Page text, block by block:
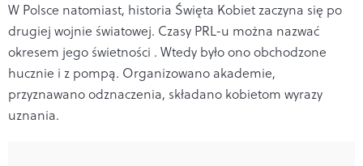
W Polsce natomiast, historia Święta Kobiet zaczyna się po
drugiej wojnie światowej. Czasy PRL-u można nazwać
okresem jego świetności . Wtedy było ono obchodzone
hucznie i z pompą. Organizowano akademie,
przyznawano odznaczenia, składano kobietom wyrazy
uznania.